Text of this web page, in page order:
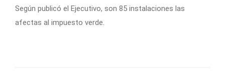
Según publicó el Ejecutivo, son 85 instalaciones las
afectas al impuesto verde.